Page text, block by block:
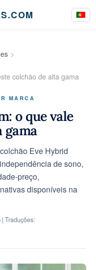
colchão de alta gama
MARCA
o que vale
gama
Eve Hybrid
de sono,
preço,
disponíveis na
| Traduções: